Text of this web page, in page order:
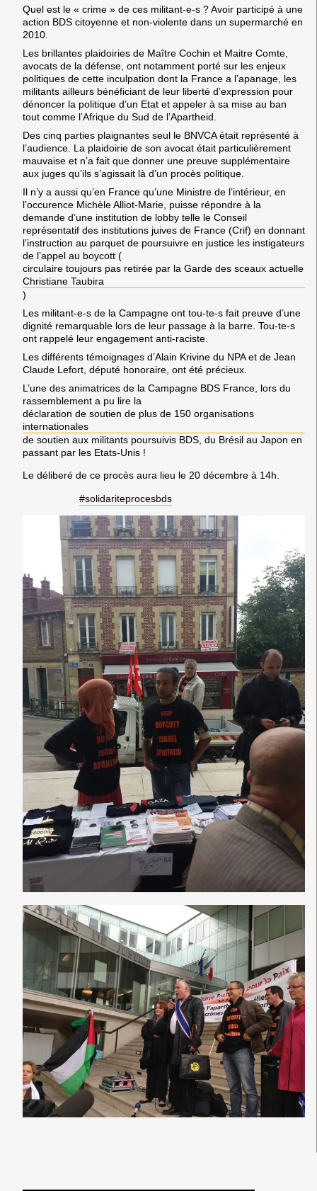
Quel est le « crime » de ces militant-e-s ? Avoir participé à une
action BDS citoyenne et non-violente dans un supermarché en
2010.
Les brillantes plaidoiries de Maître Cochin et Maitre Comte,
avocats de la défense, ont notamment porté sur les enjeux
politiques de cette inculpation dont la France a l’apanage, les
militants ailleurs bénéficiant de leur liberté d’expression pour
dénoncer la politique d’un Etat et appeler à sa mise au ban
tout comme l’Afrique du Sud de l’Apartheid.
Des cinq parties plaignantes seul le BNVCA était représenté à
l’audience. La plaidoirie de son avocat était particulièrement
mauvaise et n’a fait que donner une preuve supplémentaire
aux juges qu’ils s’agissait là d’un procès politique.
Il n’y a aussi qu’en France qu’une Ministre de l’intérieur, en
l’occurence Michèle Alliot-Marie, puisse répondre à la
demande d’une institution de lobby telle le Conseil
représentatif des institutions juives de France (Crif) en donnant
l’instruction au parquet de poursuivre en justice les instigateurs
de l’appel au boycott (
circulaire toujours pas retirée par la Garde des sceaux actuelle
Christiane Taubira
)
Les militant-e-s de la Campagne ont tou-te-s fait preuve d’une
dignité remarquable lors de leur passage à la barre. Tou-te-s
ont rappelé leur engagement anti-raciste.
Les différents témoignages d’Alain Krivine du NPA et de Jean
Claude Lefort, député honoraire, ont été précieux.
L’une des animatrices de la Campagne BDS France, lors du
rassemblement a pu lire la
déclaration de soutien de plus de 150 organisations
internationales
de soutien aux militants poursuivis BDS, du Brésil au Japon en
passant par les Etats-Unis !
Le déliberé de ce procès aura lieu le 20 décembre à 14h.
#solidariteprocesbds